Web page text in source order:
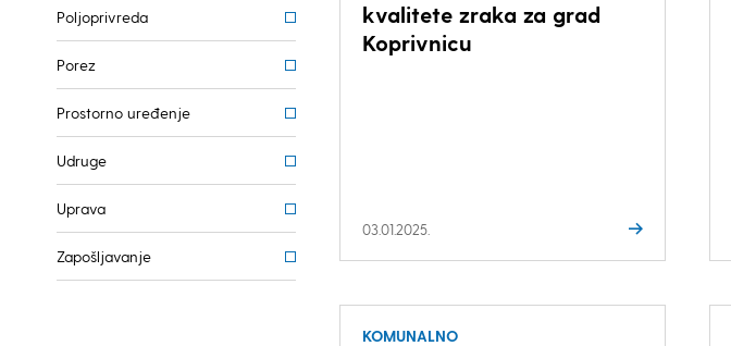
Poljoprivreda
Porez
Prostorno uređenje
Udruge
Uprava
Zapošljavanje
kvalitete zraka za grad
Koprivnicu
03.01.2025.
KOMUNALNO